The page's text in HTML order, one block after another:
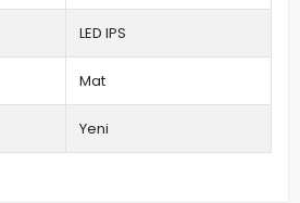
LED IPS
Mat
Yeni